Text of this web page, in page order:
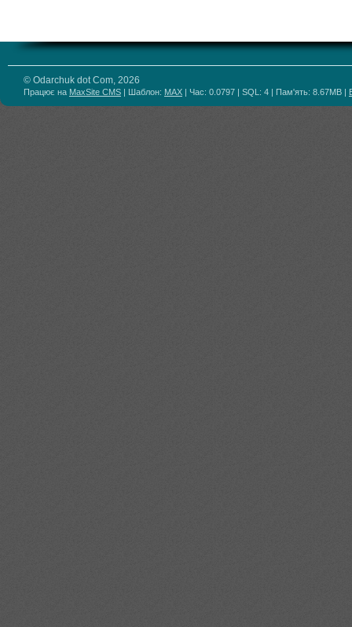
© Odarchuk dot Com, 2026
Працює на MaxSite CMS | Шаблон: MAX | Час: 0.0797 | SQL: 4 | Пам'ять: 8.67MB |